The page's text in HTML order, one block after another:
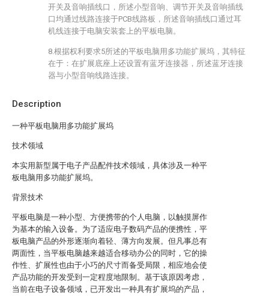
Description
一种平板电脑用多功能扩展坞
技术领域
本实用新型属于电子产品配件技术领域，具体涉及一种平
板电脑用多功能扩展坞。
背景技术
平板电脑是一种小型、方便携带的个人电脑，以触摸屏作
为基本的输入设备。为了适应电子数码产品的便携性，平
板电脑产品的外形逐渐向着轻、薄方向发展。但凡事总有
两面性，当平板电脑越来越适合移动办公的同时，它的操
作性、扩展性也由于小巧的尺寸而备受局限，相应地会使
产品功能的开发受到一定程度地限制。基于该原因考虑，
当前在电子设备领域，已开发出一种具有扩展坞的产品，
开关及音响插线口，所述小型音响、调节开关及音响插线
口均通过线路连接于PCB线路板，所述音响插线口通过耳
机线连接于电脑安装套上的平板电脑。
8.根据权利要求5所述的平板电脑用多功能扩展坞，其特征
在于：在扩展底座上还设置有蓝牙连接器，所述蓝牙连接
器与小型音响线路连接。